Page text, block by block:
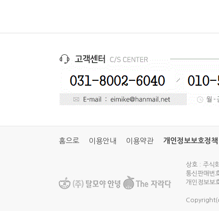
홈으로 이용안내 이용약관 개인정보보호정책
상호 : 주식
통신판매
개인정보보